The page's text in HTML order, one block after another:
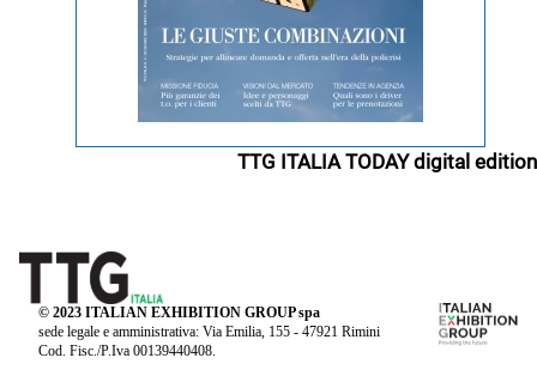
TTG ITALIA TODAY digital edition
© 2023 ITALIAN EXHIBITION GROUP spa
sede legale e amministrativa: Via Emilia, 155 - 47921 Rimini
Cod. Fisc./P.Iva 00139440408.